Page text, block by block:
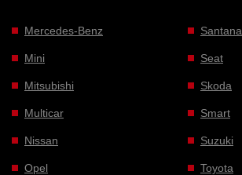
Mercedes-Benz
Mini
Mitsubishi
Multicar
Nissan
Opel
Santana
Seat
Skoda
Smart
Suzuki
Toyota